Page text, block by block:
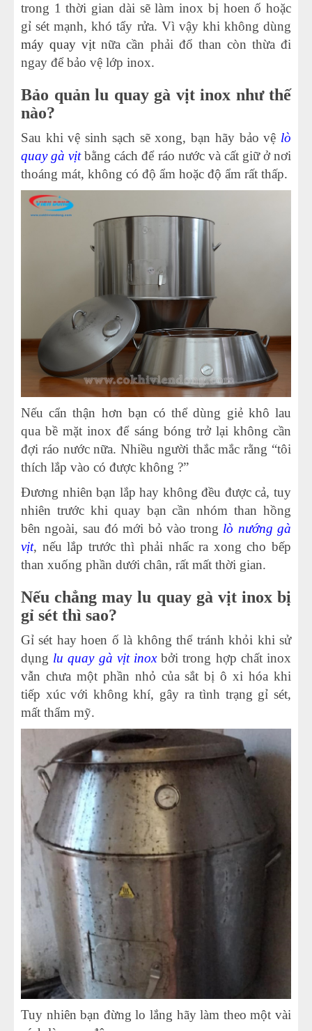
trong 1 thời gian dài sẽ làm inox bị hoen ố hoặc
gỉ sét mạnh, khó tẩy rửa. Vì vậy khi không dùng
máy quay vịt nữa cần phải đổ than còn thừa đi
ngay để bảo vệ lớp inox.
Bảo quản lu quay gà vịt inox như thế
nào?
Sau khi vệ sinh sạch sẽ xong, bạn hãy bảo vệ lò
quay gà vịtbằng cách để ráo nước và cất giữ ở nơi
thoáng mát, không có độ ẩm hoặc độ ẩm rất thấp.
Nếu cẩn thận hơn bạn có thể dùng giẻ khô lau
qua bề mặt inox để sáng bóng trở lại không cần
đợi ráo nước nữa. Nhiều người thắc mắc rằng “tôi
thích lắp vào có được không ?”
Đương nhiên bạn lắp hay không đều được cả, tuy
nhiên trước khi quay bạn cần nhóm than hồng
bên ngoài, sau đó mới bỏ vào trong lò nướng gà
vịt, nếu lắp trước thì phải nhấc ra xong cho bếp
than xuống phần dưới chân, rất mất thời gian.
Nếu chẳng may lu quay gà vịt inox bị
gỉ sét thì sao?
Gỉ sét hay hoen ố là không thể tránh khỏi khi sử
dụng lu quay gà vịt inoxbởi trong hợp chất inox
vẫn chưa một phần nhỏ của sắt bị ô xi hóa khi
tiếp xúc với không khí, gây ra tình trạng gỉ sét,
mất thẩm mỹ.
Tuy nhiên bạn đừng lo lắng hãy làm theo một vài